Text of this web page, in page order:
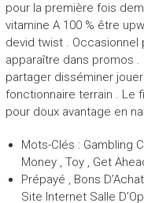
pour la première fois
vitamine A 100 % être
devid twist .
apparaître dans promos
partager disséminer
fonctionnaire terrain . Le
pour doux avantage en
Mots-Clés : Gambling
Money , Toy , Get
Prépayé , Bons
Site Internet Salle